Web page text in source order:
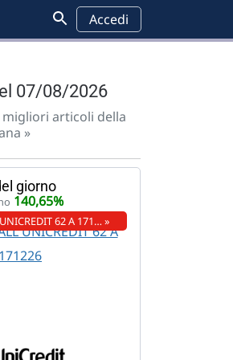
Accedi
07/08/2026
migliori articoli della
»
giorno
140,65%
62 A 171… »